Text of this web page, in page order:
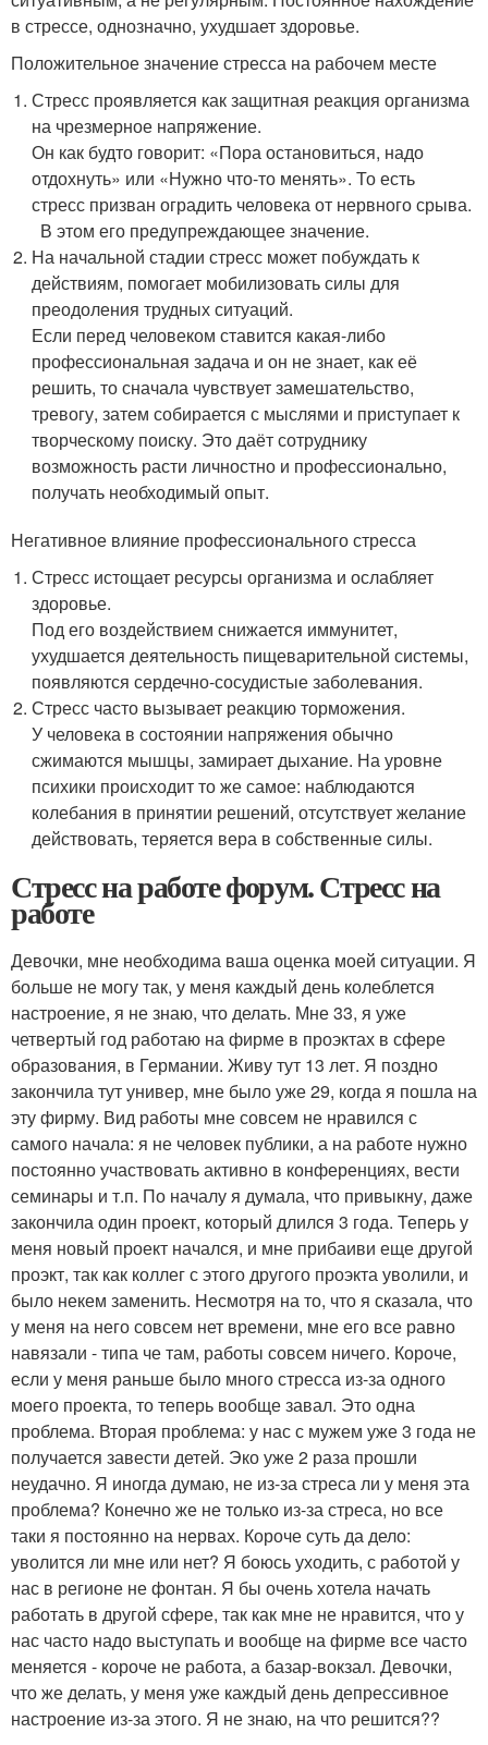
в стрессе, однозначно, ухудшает здоровье.
Положительное значение стресса на рабочем месте
Стресс проявляется как защитная реакция организма
на чрезмерное напряжение.
Он как будто говорит: «Пора остановиться, надо
отдохнуть» или «Нужно что-то менять». То есть
стресс призван оградить человека от нервного срыва.
В этом его предупреждающее значение.
На начальной стадии стресс может побуждать к
действиям, помогает мобилизовать силы для
преодоления трудных ситуаций.
Если перед человеком ставится какая-либо
профессиональная задача и он не знает, как её
решить, то сначала чувствует замешательство,
тревогу, затем собирается с мыслями и приступает к
творческому поиску. Это даёт сотруднику
возможность расти личностно и профессионально,
получать необходимый опыт.
Негативное влияние профессионального стресса
Стресс истощает ресурсы организма и ослабляет
здоровье.
Под его воздействием снижается иммунитет,
ухудшается деятельность пищеварительной системы,
появляются сердечно-сосудистые заболевания.
Стресс часто вызывает реакцию торможения.
У человека в состоянии напряжения обычно
сжимаются мышцы, замирает дыхание. На уровне
психики происходит то же самое: наблюдаются
колебания в принятии решений, отсутствует желание
действовать, теряется вера в собственные силы.
Стресс на работе форум. Стресс на
работе
Девочки, мне необходима ваша оценка моей ситуации. Я
больше не могу так, у меня каждый день колеблется
настроение, я не знаю, что делать. Мне 33, я уже
четвертый год работаю на фирме в проэктах в сфере
образования, в Германии. Живу тут 13 лет. Я поздно
закончила тут универ, мне было уже 29, когда я пошла на
эту фирму. Вид работы мне совсем не нравился с
самого начала: я не человек публики, а на работе нужно
постоянно участвовать активно в конференциях, вести
семинары и т.п. По началу я думала, что привыкну, даже
закончила один проект, который длился 3 года. Теперь у
меня новый проект начался, и мне прибаиви еще другой
проэкт, так как коллег с этого другого проэкта уволили, и
было некем заменить. Несмотря на то, что я сказала, что
у меня на него совсем нет времени, мне его все равно
навязали - типа че там, работы совсем ничего. Короче,
если у меня раньше было много стресса из-за одного
моего проекта, то теперь вообще завал. Это одна
проблема. Вторая проблема: у нас с мужем уже 3 года не
получается завести детей. Эко уже 2 раза прошли
неудачно. Я иногда думаю, не из-за стреса ли у меня эта
проблема? Конечно же не только из-за стреса, но все
таки я постоянно на нервах. Короче суть да дело:
уволится ли мне или нет? Я боюсь уходить, с работой у
нас в регионе не фонтан. Я бы очень хотела начать
работать в другой сфере, так как мне не нравится, что у
нас часто надо выступать и вообще на фирме все часто
меняется - короче не работа, а базар-вокзал. Девочки,
что же делать, у меня уже каждый день депрессивное
настроение из-за этого. Я не знаю, на что решится??